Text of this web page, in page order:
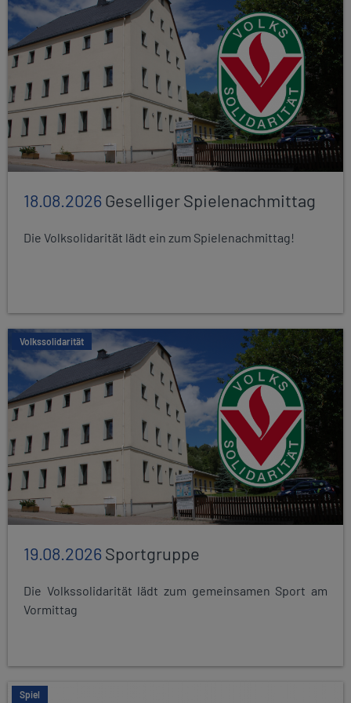
18.08.2026Geselliger Spielenachmittag
Die Volksolidarität lädt ein zum Spielenachmittag!
Volkssolidarität
19.08.2026Sportgruppe
Die Volkssolidarität lädt zum gemeinsamen Sport am
Vormittag
Spiel